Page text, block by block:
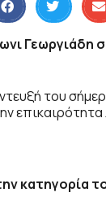
του
επικαιρότητα
κατηγορία